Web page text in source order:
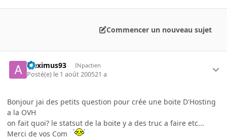
Commencer un nouveau sujet
aleximus93 INpactien
Posté(e) le 1 août 200521 a
Bonjour jai des petits question pour crée une boite D'Hosting
a la OVH
on fait quoi? le statsut de la boite y a des truc a faire etc...
Merci de vos Com